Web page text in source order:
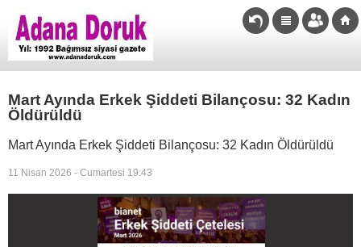
Mart Ayında Erkek Şiddeti Bilançosu: 32 Kadın
Öldürüldü
Mart Ayında Erkek Şiddeti Bilançosu: 32 Kadın Öldürüldü
11 Nisan 2026 - Cumartesi 19:43